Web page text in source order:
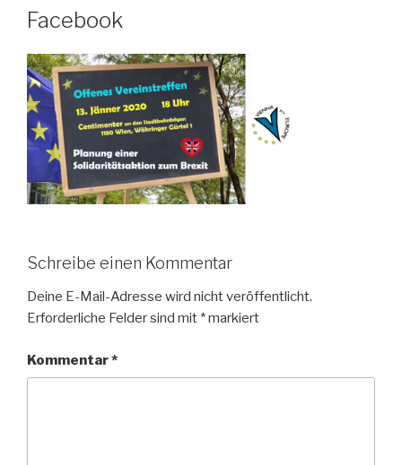
Facebook
Schreibe einen Kommentar
Deine E-Mail-Adresse wird nicht veröffentlicht.
Erforderliche Felder sind mit *markiert
Kommentar*